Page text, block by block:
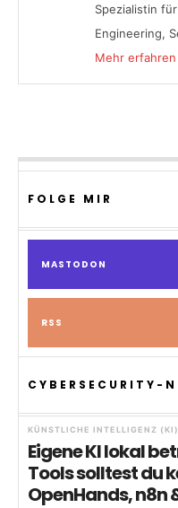
Spezialistin
Engineering,
Mehr erfahren
FOLGE MIR
MASTODON
RSS
CYBERSECURITY-
KÜNSTLICHE INTELLIGENZ (KI)
Eigene KI lokal
Tools solltest du
OpenHands, n8n